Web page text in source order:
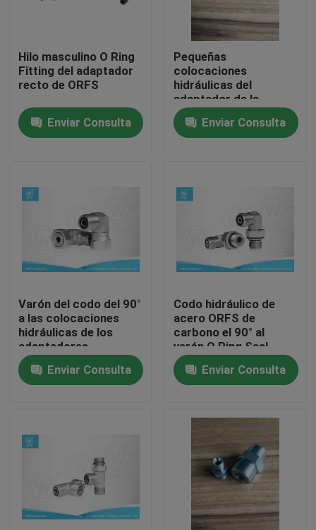
Hogar
Sobre nosotros
Viaje de la fábrica
Control de calidad
Éntrenos en contacto con
Noticias
Casos
Colocaciones de extremo hidráulicas de la manguera
colocaciones hidráulicas de la virola de la manguera
Hilo masculino O Ring
Fitting del adaptador
recto de ORFS
Enviar Consulta
Pequeñas
colocaciones
hidráulicas del
adaptador de la
manguera del hilo
masculino de ORFS
para bajo y de alta
Enviar Consulta
Varón del codo del 90°
a las colocaciones
hidráulicas de los
adaptadores
femeninos de ORFS
con el cinc blanco
plateado
Enviar Consulta
Codo hidráulico de
acero ORFS de
carbono el 90° al
varón O Ring Seal
Fittings de BSP
Enviar Consulta